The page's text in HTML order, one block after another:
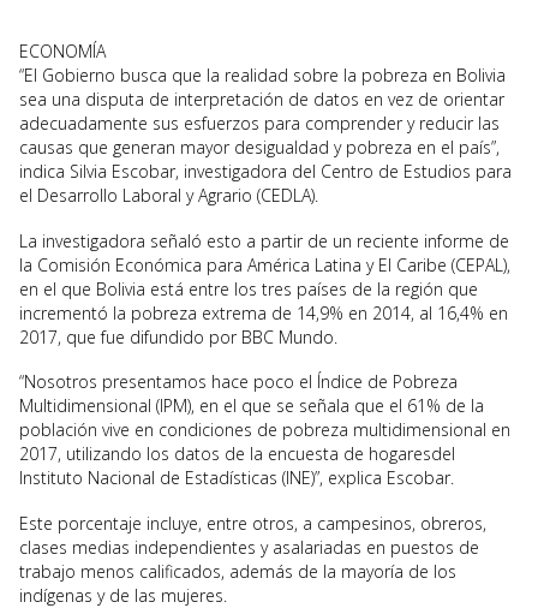
ECONOMÍA
“El Gobierno busca que la realidad sobre la pobreza en Bolivia
sea una disputa de interpretación de datos en vez de orientar
adecuadamente sus esfuerzos para comprender y reducir las
causas que generan mayor desigualdad y pobreza en el país”,
indica Silvia Escobar, investigadora del Centro de Estudios para
el Desarrollo Laboral y Agrario (CEDLA).
La investigadora señaló esto a partir de un reciente informe de
la Comisión Económica para América Latina y El Caribe (CEPAL),
en el que Bolivia está entre los tres países de la región que
incrementó la pobreza extrema de 14,9% en 2014, al 16,4% en
2017, que fue difundido por BBC Mundo.
“Nosotros presentamos hace poco el Índice de Pobreza
Multidimensional (IPM), en el que se señala que el 61% de la
población vive en condiciones de pobreza multidimensional en
2017, utilizando los datos de la encuesta de hogaresdel
Instituto Nacional de Estadísticas (INE)”, explica Escobar.
Este porcentaje incluye, entre otros, a campesinos, obreros,
clases medias independientes y asalariadas en puestos de
trabajo menos calificados, además de la mayoría de los
indígenas y de las mujeres.